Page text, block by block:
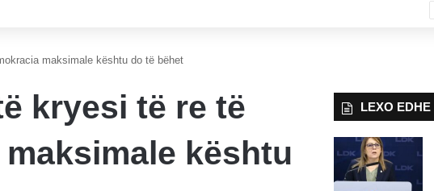
i veprave penale
maksimale kështu do të bëhet
kryesi të re të
maksimale kështu
LEXO EDHE